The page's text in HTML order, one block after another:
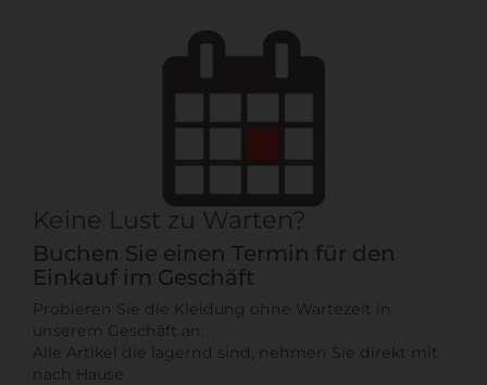
Keine Lust zu Warten?
Buchen Sie einen Termin für den
Einkauf im Geschäft
Probieren Sie die Kleidung ohne Wartezeit in
unserem Geschäft an.
Alle Artikel die lagernd sind, nehmen Sie direkt mit
nach Hause